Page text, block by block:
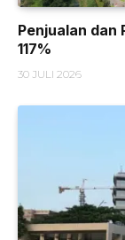
Penjualan dan
117%
30 JULI 2026